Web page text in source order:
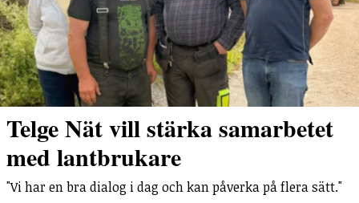
Telge Nät vill stärka samarbetet
med lantbrukare
"Vi har en bra dialog i dag och kan påverka på flera sätt."